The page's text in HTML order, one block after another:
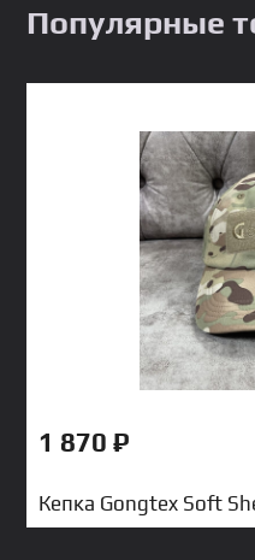
Популярные
Кепка Gongtex Soft
1 870₽